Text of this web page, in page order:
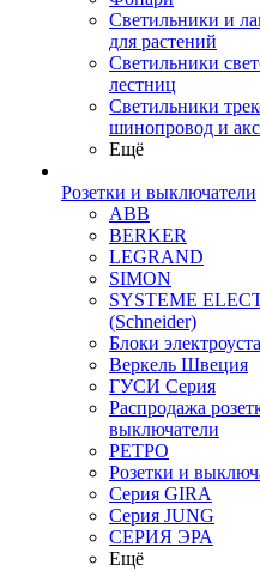
Светильники и
для растений
Светильники
лестниц
Светильники
шинопровод и
Ещё
Розетки и выключатели
ABB
BERKER
LEGRAND
SIMON
SYSTEME
(Schneider)
Блоки
Веркель Швеция
ГУСИ Серия
Распродажа
выключатели
РЕТРО
Розетки и
Серия GIRA
Серия JUNG
СЕРИЯ ЭРА
Ещё